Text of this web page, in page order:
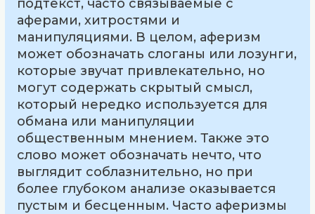
подтекст, часто связываемые с
аферами, хитростями и
манипуляциями. В целом, аферизм
может обозначать слоганы или лозунги,
которые звучат привлекательно, но
могут содержать скрытый смысл,
который нередко используется для
обмана или манипуляции
общественным мнением. Также это
слово может обозначать нечто, что
выглядит соблазнительно, но при
более глубоком анализе оказывается
пустым и бесценным. Часто аферизмы